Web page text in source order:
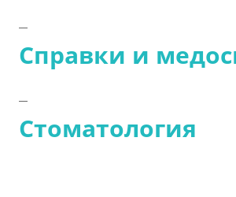
Справки и
Стоматология